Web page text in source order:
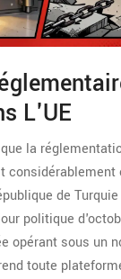
L'UE
la
considérablement
de
politique
opérant sous un
toute